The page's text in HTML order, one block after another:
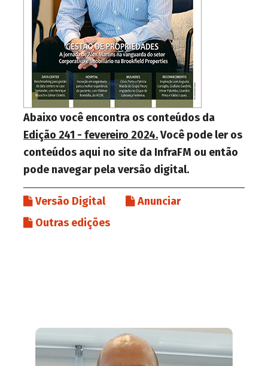
Abaixo você encontra os conteúdos da
Edição 241 - fevereiro 2024.Você pode ler os
conteúdos aqui no site da InfraFM ou então
pode navegar pela versão digital.
Versão Digital
Anunciar
Outras edições